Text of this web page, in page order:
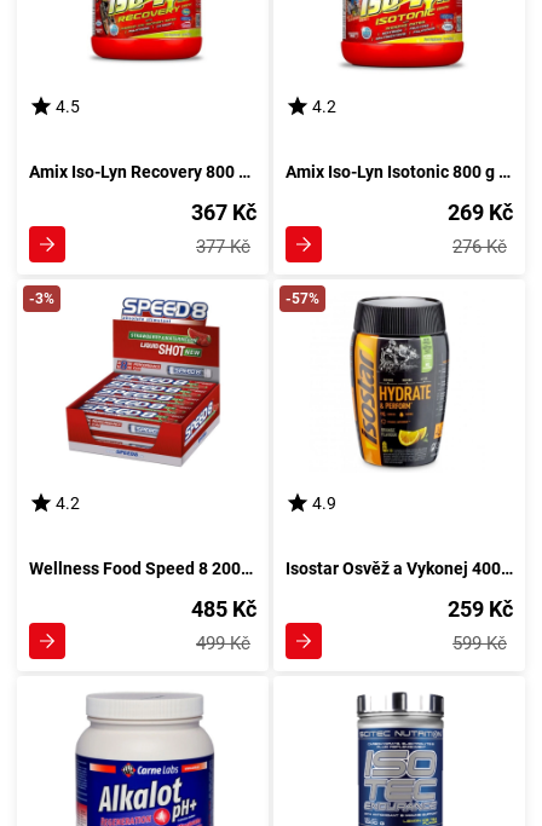
4.5
Amix Iso-Lyn Recovery 800 g citron
367 Kč
377 Kč
4.2
Amix Iso-Lyn Isotonic 800 g citron
269 Kč
276 Kč
-3%
4.2
Wellness Food Speed 8 200ml grep
485 Kč
499 Kč
-57%
4.9
Isostar Osvěž a Vykonej 400 g citron
259 Kč
599 Kč